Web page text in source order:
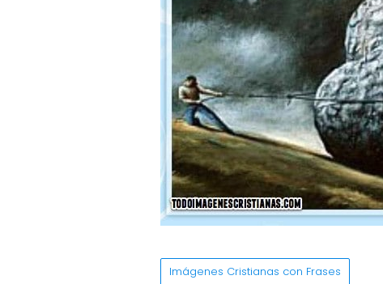
Imágenes Cristianas con Frases